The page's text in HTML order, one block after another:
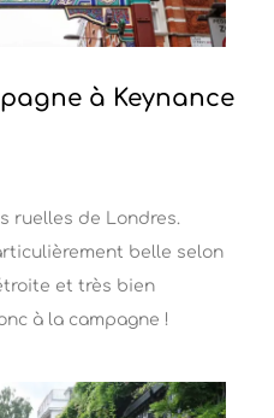
à Keynance
ruelles de Londres.
belle selon
et très bien
à la campagne !